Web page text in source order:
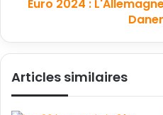
Euro 2024 :
Articles similaires